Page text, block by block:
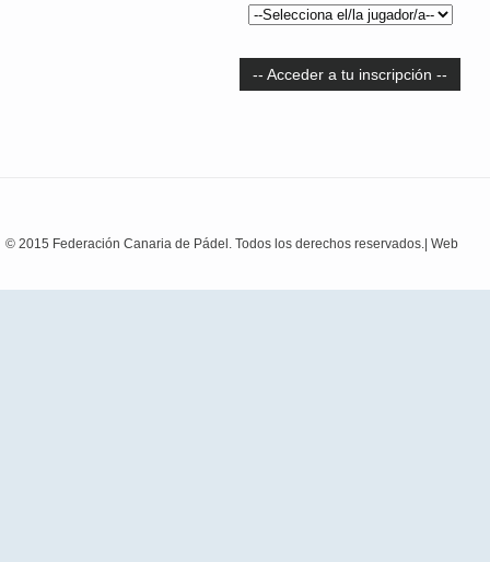
-- Acceder a tu inscripción --
© 2015 Federación Canaria de Pádel. Todos los derechos reservados.| Web